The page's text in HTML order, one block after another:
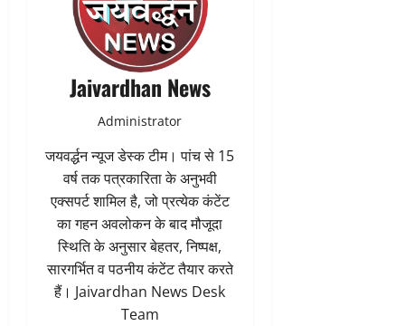
Jaivardhan News
Administrator
जयवर्द्धन न्यूज डेस्क टीम। पांच से 15
वर्ष तक पत्रकारिता के अनुभवी
एक्सपर्ट शामिल है, जो प्रत्येक कंटेंट
का गहन अवलोकन के बाद मौजूदा
स्थिति के अनुसार बेहतर, निष्पक्ष,
सारगर्भित व पठनीय कंटेंट तैयार करते
हैं। Jaivardhan News Desk
Team